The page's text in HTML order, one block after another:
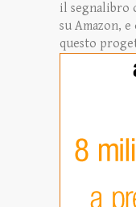
il segnalibro
su Amazon,
questo